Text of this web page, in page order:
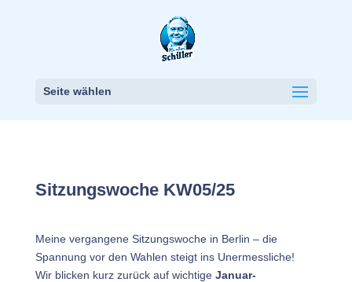
Seite wählen
Sitzungswoche KW05/25
Meine vergangene Sitzungswoche in Berlin – die
Spannung vor den Wahlen steigt ins Unermessliche!
Wir blicken kurz zurück auf wichtigeJanuar-